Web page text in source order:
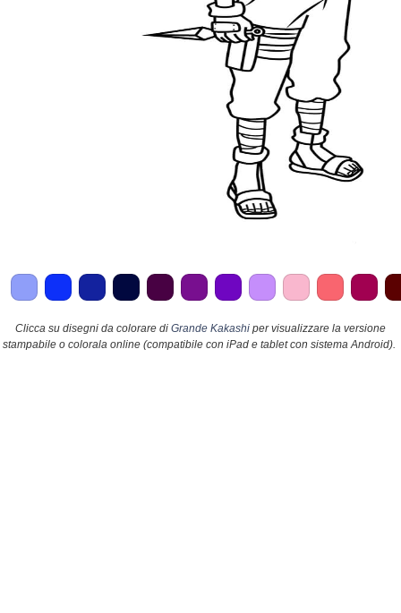
Clicca su disegni da colorare di Grande Kakashi per visualizzare la versione
stampabile o colorala online (compatibile con iPad e tablet con sistema Android).